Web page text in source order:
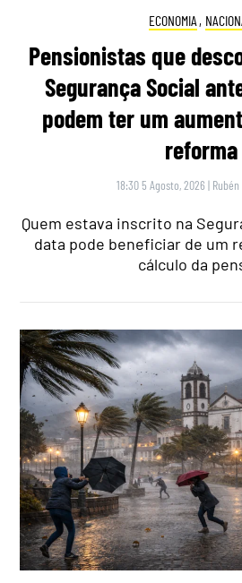
ECONOMIA ,
Pensionistas que
Segurança Social
podem ter um
reforma
18:30 5 Agosto, 2026 |
Quem estava inscrito na
data pode beneficiar de um
cálculo da